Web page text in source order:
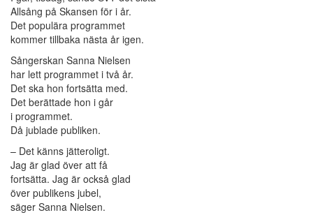
Allsång på Skansen för i år.
Det populära programmet
kommer tillbaka nästa år igen.
Sångerskan Sanna Nielsen
har lett programmet i två år.
Det ska hon fortsätta med.
Det berättade hon i går
i programmet.
Då jublade publiken.
– Det känns jätteroligt.
Jag är glad över att få
fortsätta. Jag är också glad
över publikens jubel,
säger Sanna Nielsen.